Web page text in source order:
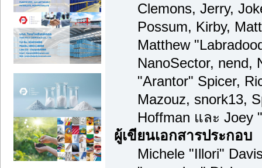
Clemons, Jerry,
Possum, Kirby,
Matthew
NanoSector, nend,
"Arantor" Spicer,
Mazouz, snork13,
Hoffman และ Joey
ผู้เขียนเอกสารประกอบ
Michele "Illori"